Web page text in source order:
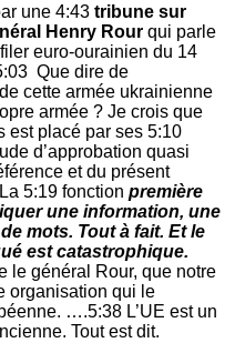
une 4:43tribune sur
Henry Rour qui parle
euro-ourainien du 14
Que dire de
cette armée ukrainienne
armée ? Je crois que
est placé par ses 5:10
d’approbation quasi
et du présent
5:19 fonctionpremière
une information, une
mots. Tout à fait. Et le
est catastrophique.
le général Rour, que notre
organisation qui le
….5:38 L’UE est un
Tout est dit.